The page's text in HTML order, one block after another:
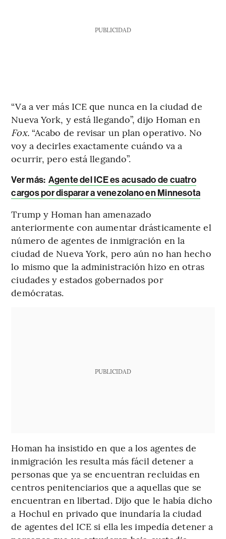
PUBLICIDAD
“Va a ver más ICE que nunca en la ciudad de
Nueva York, y está llegando”, dijo Homan en
Fox.“Acabo de revisar un plan operativo. No
voy a decirles exactamente cuándo va a
ocurrir, pero está llegando”.
Ver más: Agente del ICE es acusado de cuatro
cargos por disparar a venezolano en Minnesota
Trump y Homan han amenazado
anteriormente con aumentar drásticamente el
número de agentes de inmigración en la
ciudad de Nueva York, pero aún no han hecho
lo mismo que la administración hizo en otras
ciudades y estados gobernados por
demócratas.
PUBLICIDAD
Homan ha insistido en que a los agentes de
inmigración les resulta más fácil detener a
personas que ya se encuentran recluidas en
centros penitenciarios que a aquellas que se
encuentran en libertad. Dijo que le había dicho
a Hochul en privado que inundaría la ciudad
de agentes del ICE si ella les impedía detener a